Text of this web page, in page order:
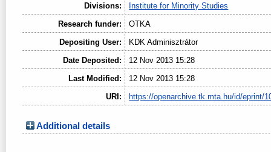
Divisions:
Institute for Minority Studies
Research funder:
OTKA
Depositing User:
KDK Adminisztrátor
Date Deposited:
12 Nov 2013 15:28
Last Modified:
12 Nov 2013 15:28
URI:
https://openarchive.tk.mta.hu/id/eprint/
Additional details